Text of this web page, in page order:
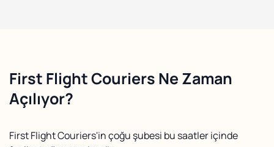
First Flight Couriers Ne Zaman
Açılıyor?
First Flight Couriers'in çoğu şubesi bu saatler içinde